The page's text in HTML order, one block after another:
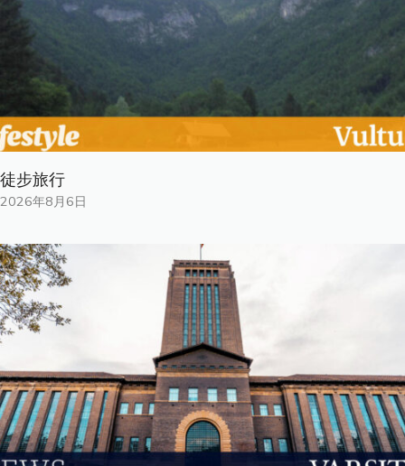
徒步旅行
2026年8月6日